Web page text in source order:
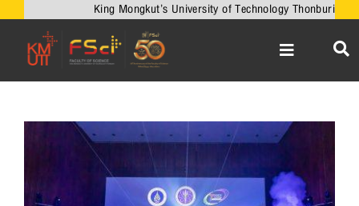
content
King Mongkut’s University of Technology Thonburi
Toggle
Navigation
หน้าหลัก
เกี่ยวกับคณะ
งานวิจัยและนวัตกรรม
View
Larger
Image